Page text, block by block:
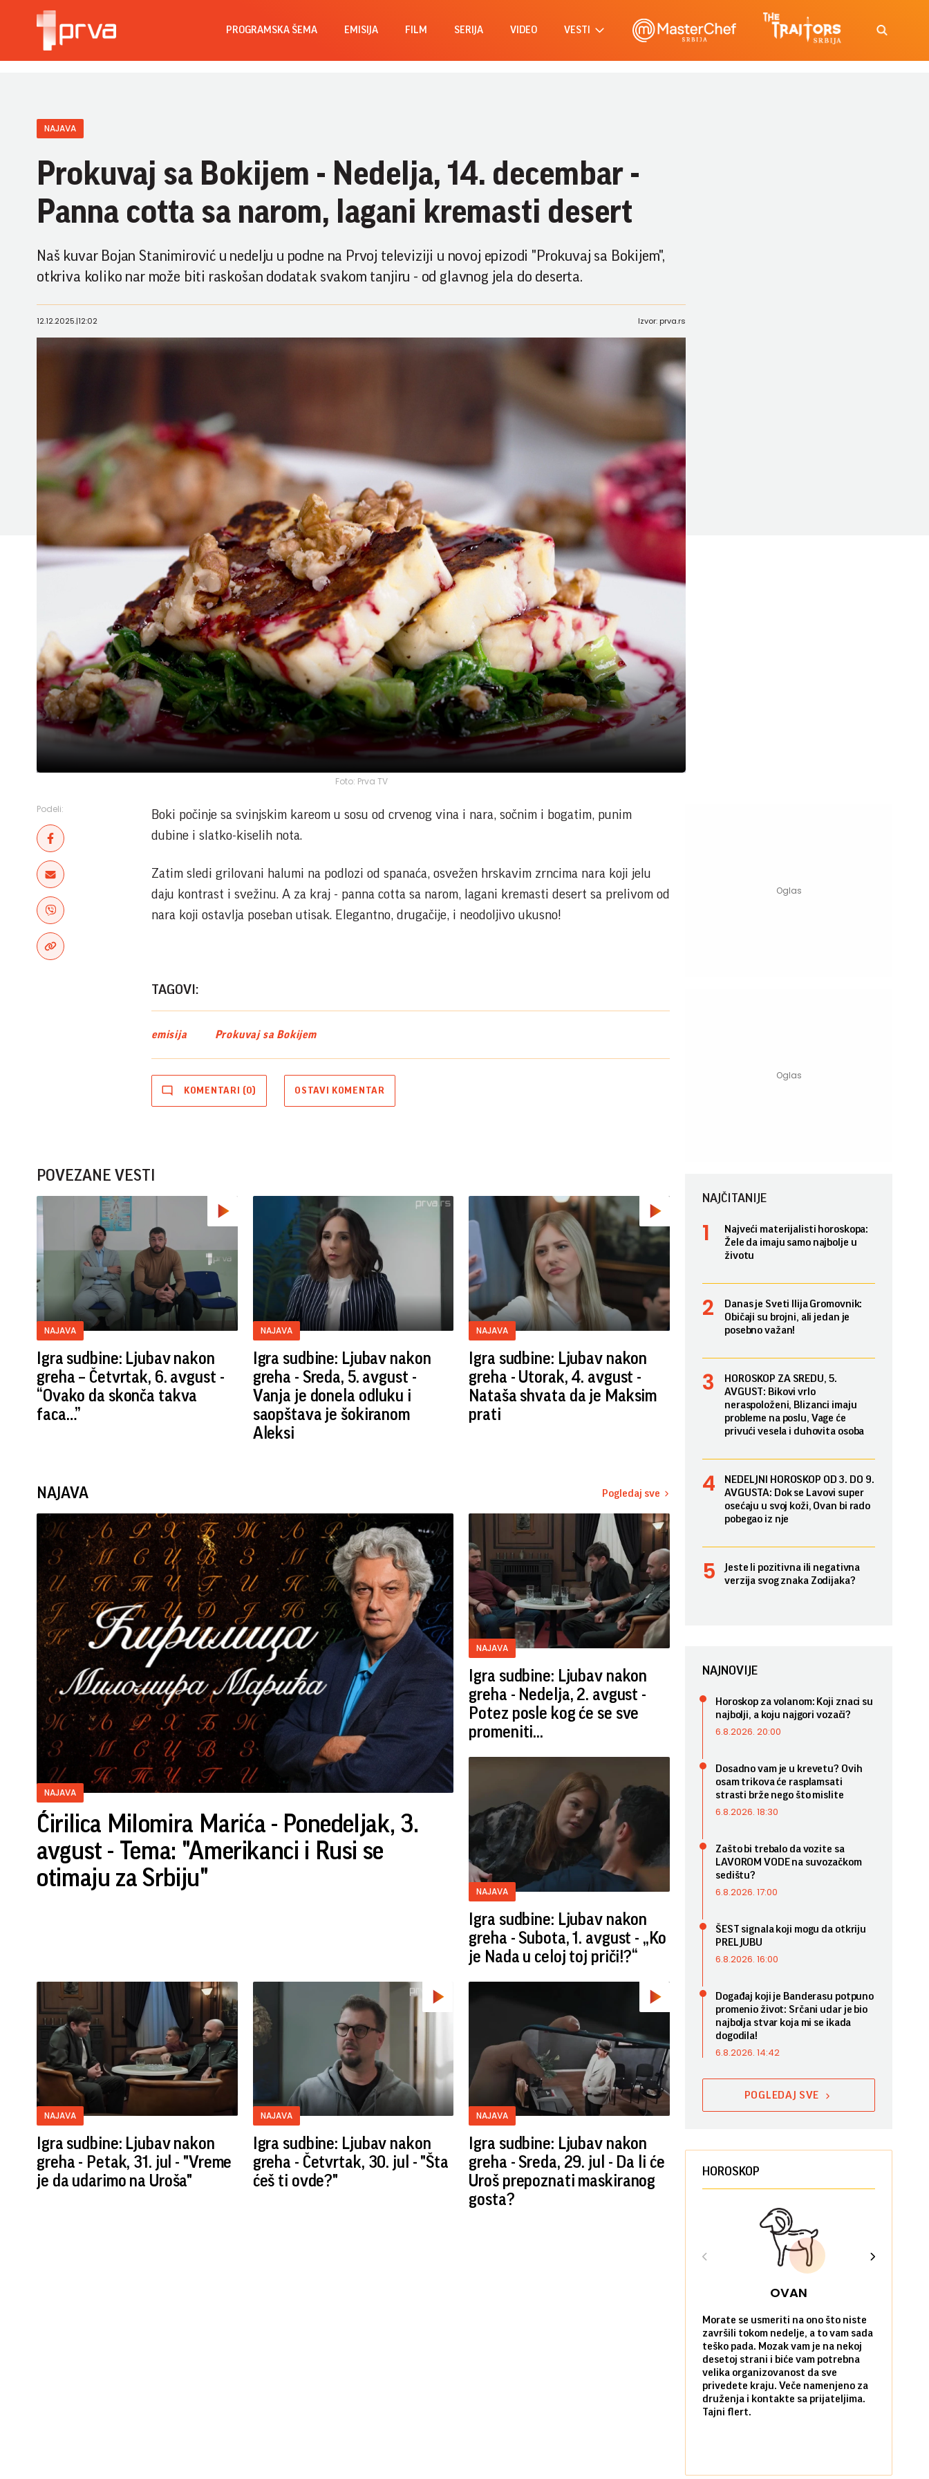
PROGRAMSKA ŠEMA EMISIJA FILM SERIJA VIDEO VESTI
NAJAVA
Prokuvaj sa Bokijem - Nedelja, 14. decembar -
Panna cotta sa narom, lagani kremasti desert
Naš kuvar Bojan Stanimirović u nedelju u podne na Prvoj televiziji u novoj epizodi "Prokuvaj sa Bokijem",
otkriva koliko nar može biti raskošan dodatak svakom tanjiru - od glavnog jela do deserta.
Foto: Prva TV
12.12.2025.|12:02 Izvor: prva.rs
Podeli:
Boki počinje sa svinjskim kareom u sosu od crvenog vina i nara, sočnim i bogatim, punim
dubine i slatko-kiselih nota.
Zatim sledi grilovani halumi na podlozi od spanaća, osvežen hrskavim zrncima nara koji jelu
daju kontrast i svežinu. A za kraj - panna cotta sa narom, lagani kremasti desert sa prelivom od
nara koji ostavlja poseban utisak. Elegantno, drugačije, i neodoljivo ukusno!
TAGOVI:
emisija Prokuvaj sa Bokijem
KOMENTARI (0) OSTAVI KOMENTAR
POVEZANE VESTI
NAJAVA
Igra sudbine: Ljubav nakon
greha – Četvrtak, 6. avgust -
“Ovako da skonča takva
faca…”
NAJAVA
Igra sudbine: Ljubav nakon
greha - Sreda, 5. avgust -
Vanja je donela odluku i
saopštava je šokiranom
Aleksi
NAJAVA
Igra sudbine: Ljubav nakon
greha - Utorak, 4. avgust -
Nataša shvata da je Maksim
prati
NAJAVA Pogledaj sve
NAJAVA
Ćirilica Milomira Marića - Ponedeljak, 3.
avgust - Tema: "Amerikanci i Rusi se
otimaju za Srbiju"
NAJAVA
Igra sudbine: Ljubav nakon
greha - Nedelja, 2. avgust -
Potez posle kog će se sve
promeniti...
NAJAVA
Igra sudbine: Ljubav nakon
greha - Subota, 1. avgust - „Ko
je Nada u celoj toj priči!?“
NAJAVA
Igra sudbine: Ljubav nakon
greha - Petak, 31. jul - "Vreme
je da udarimo na Uroša"
NAJAVA
Igra sudbine: Ljubav nakon
greha - Četvrtak, 30. jul - "Šta
ćeš ti ovde?"
NAJAVA
Igra sudbine: Ljubav nakon
greha - Sreda, 29. jul - Da li će
Uroš prepoznati maskiranog
gosta?
NAJČITANIJE
Najveći materijalisti horoskopa:
Žele da imaju samo najbolje u
životu
Danas je Sveti Ilija Gromovnik:
Običaji su brojni, ali jedan je
posebno važan!
HOROSKOP ZA SREDU, 5.
AVGUST: Bikovi vrlo
neraspoloženi, Blizanci imaju
probleme na poslu, Vage će
privući vesela i duhovita osoba
NEDELJNI HOROSKOP OD 3. DO 9.
AVGUSTA: Dok se Lavovi super
osećaju u svoj koži, Ovan bi rado
pobegao iz nje
Jeste li pozitivna ili negativna
verzija svog znaka Zodijaka?
NAJNOVIJE
Horoskop za volanom: Koji znaci su
najbolji, a koju najgori vozači?
6.8.2026. 20:00
Dosadno vam je u krevetu? Ovih
osam trikova će rasplamsati
strasti brže nego što mislite
6.8.2026. 18:30
Zašto bi trebalo da vozite sa
LAVOROM VODE na suvozačkom
sedištu?
6.8.2026. 17:00
ŠEST signala koji mogu da otkriju
PRELJUBU
6.8.2026. 16:00
Događaj koji je Banderasu potpuno
promenio život: Srčani udar je bio
najbolja stvar koja mi se ikada
dogodila!
6.8.2026. 14:42
POGLEDAJ SVE
HOROSKOP
OVAN
Morate se usmeriti na ono što niste
završili tokom nedelje, a to vam sada
teško pada. Mozak vam je na nekoj
desetoj strani i biće vam potrebna
velika organizovanost da sve
privedete kraju. Veče namenjeno za
druženja i kontakte sa prijateljima.
Tajni flert.